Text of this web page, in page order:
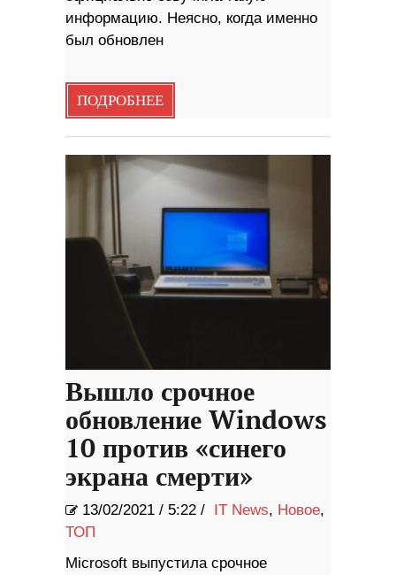
информацию. Неясно, когда именно
был обновлен
ПОДРОБНЕЕ
Вышло срочное
обновление Windows
10 против «синего
экрана смерти»
13/02/2021 / 5:22 / IT News, Новое,
ТОП
Microsoft выпустила срочное